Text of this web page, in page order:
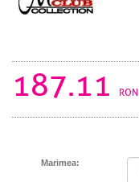
187.11 RON
Marimea: